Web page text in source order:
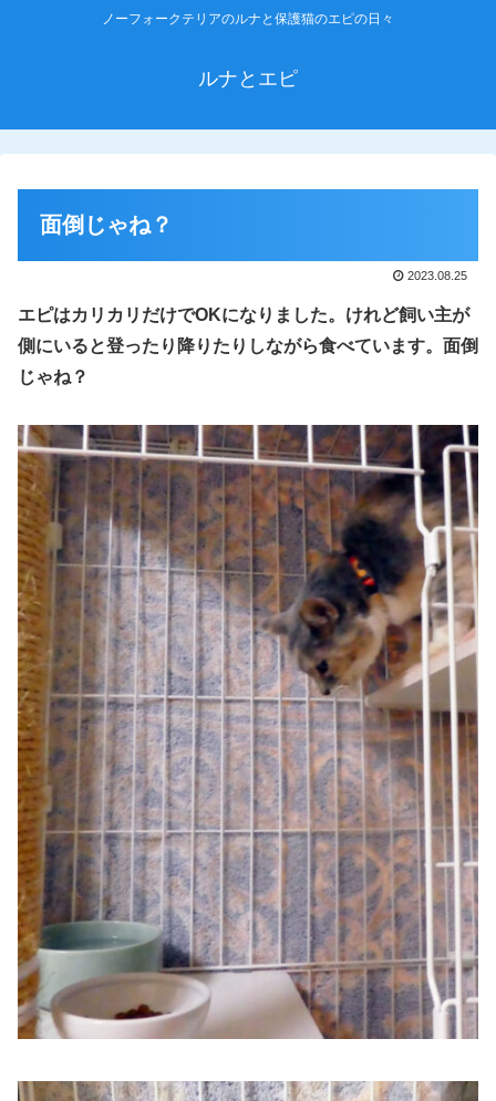
ノーフォークテリアのルナと保護猫のエピの日々
ルナとエピ
面倒じゃね？
2023.08.25
エピはカリカリだけでOKになりました。けれど飼い主が
側 にいると登ったり降りたり しながら食べています。面倒
じゃね？